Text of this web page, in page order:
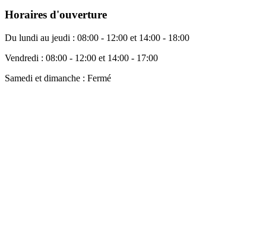
Horaires d'ouverture
Du lundi au jeudi : 08:00 - 12:00 et 14:00 - 18:00
Vendredi : 08:00 - 12:00 et 14:00 - 17:00
Samedi et dimanche : Fermé